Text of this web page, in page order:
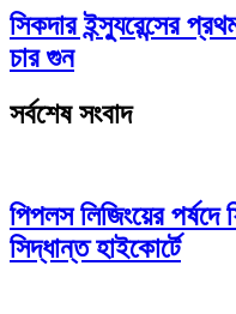
সিকদার ইন্স্যুরেন্সের
চার গুন
সর্বশেষ সংবাদ
পিপলস লিজিংয়ের
সিদ্ধান্ত হাইকোর্টে